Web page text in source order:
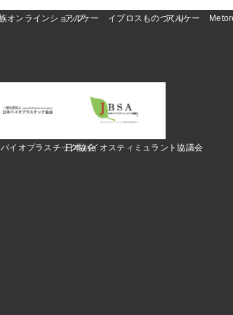
オンラインショップアルケー イプロスものづくり
アルケー
イオプラスチック協会日本バイオスティミュラント協議会